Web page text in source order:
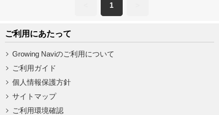
1
ご利用にあたって
Growing Naviのご利用について
ご利用ガイド
個人情報保護方針
サイトマップ
ご利用環境確認